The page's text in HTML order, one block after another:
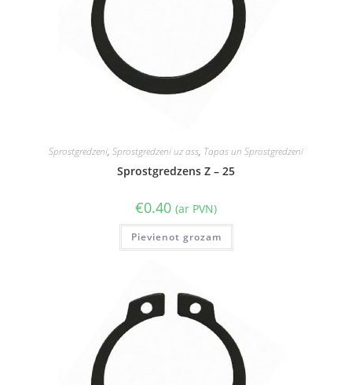
Sprostgredzeni, Sprostgredzeni uz ass, Tapas un Sprostgredzeni
Sprostgredzens Z – 25
€0.40 (ar PVN)
Pievienot grozam